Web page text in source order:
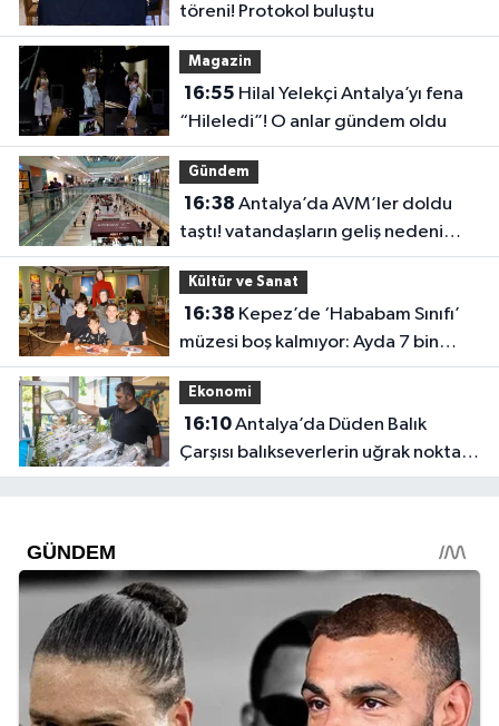
töreni! Protokol buluştu
Magazin
16:55
“Hileledi”! O anlar gündem oldu
Gündem
16:38
taştı! vatandaşların geliş nedeni
farklı çıktı
Kültür ve Sanat
16:38
müzesi boş kalmıyor: Ayda 7 bin
ziyaretçi
Ekonomi
16:10Antalya’da Düden Balık
Çarşısı balıkseverlerin uğrak noktası
oldu